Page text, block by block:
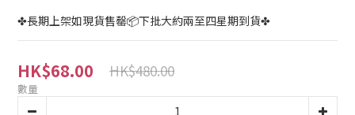
✤長期上架如現貨售罄📦下批大約兩至四星期到貨✤
HK$68.00 HK$480.00
數量